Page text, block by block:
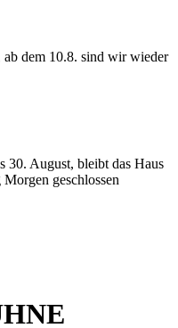
ab dem 10.8. sind wir wieder
30. August, bleibt das Haus
geschlossen